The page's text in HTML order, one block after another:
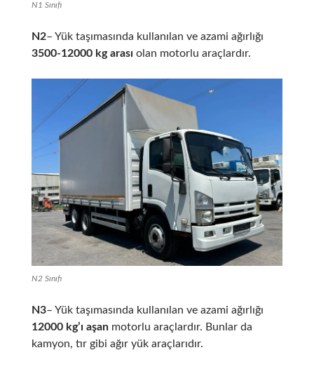
N1 Sınıfı
N2– Yük taşımasında kullanılan ve azami ağırlığı
3500-12000 kg arası olan motorlu araçlardır.
N2 Sınıfı
N3– Yük taşımasında kullanılan ve azami ağırlığı
12000 kg’ı aşanmotorlu araçlardır. Bunlar da
kamyon, tır gibi ağır yük araçlarıdır.